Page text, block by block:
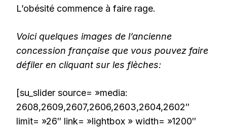
L’obésité commence à faire rage.
Voici quelques images de l’ancienne
concession française que vous pouvez faire
défiler en cliquant sur les flèches:
[su_slider source= »media:
2608,2609,2607,2606,2603,2604,2602″
limit= »26″ link= »lightbox » width= »1200″